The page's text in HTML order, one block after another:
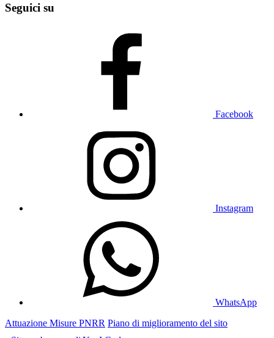
Seguici su
Facebook
Instagram
WhatsApp
Attuazione Misure PNRR Piano di miglioramento del sito